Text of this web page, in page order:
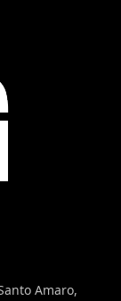
Amaro,